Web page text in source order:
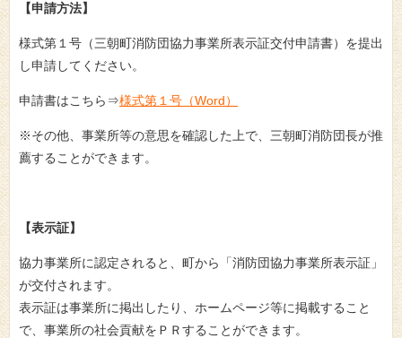
【申請方法】
様式第１号（三朝町消防団協力事業所表示証交付申請書）を提出
し申請してください。
申請書はこちら⇒様式第１号（Word）
※その他、事業所等の意思を確認した上で、三朝町消防団長が推
薦することができます。
【表示証】
協力事業所に認定されると、町から「消防団協力事業所表示証」
が交付されます。
表示証は事業所に掲出したり、ホームページ等に掲載すること
で、事業所の社会貢献をＰＲすることができます。